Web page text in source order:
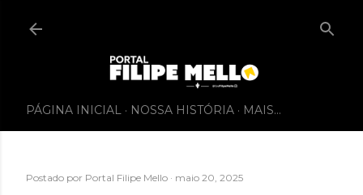
PÁGINA INICIAL NOSSA HISTÓRIA MAIS…
Postado por Portal Filipe Mello maio 20, 2025